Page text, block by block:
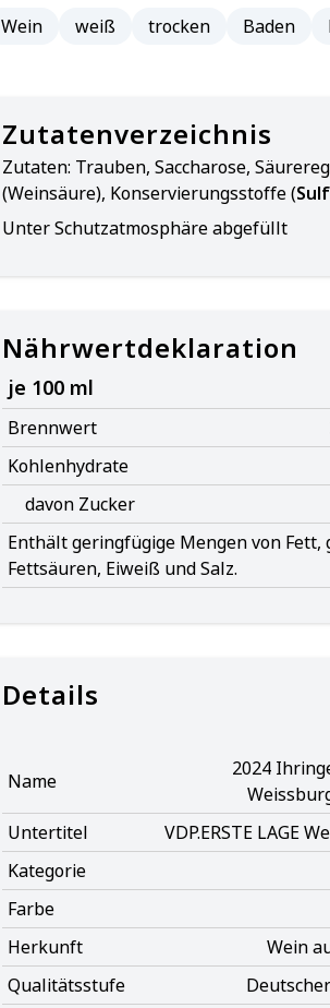
Wein weiß trocken Baden
Zutatenverzeichnis
Zutaten: Trauben, Saccharose,
(Weinsäure), Konservierungsstoffe (
Unter Schutzatmosphäre abgefüllt
Nährwertdeklaration
je 100 ml
Brennwert
Kohlenhydrate
davon Zucker
Enthält geringfügige Mengen von Fett,
Fettsäuren, Eiweiß und Salz.
Details
Name
2024
Untertitel
Kategorie
Farbe
Herkunft
Wein
Qualitätsstufe